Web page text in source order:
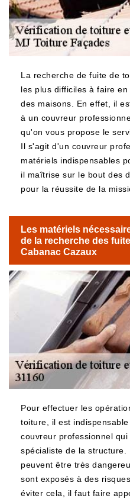
La recherche de fuite de
les plus difficiles à faire
des maisons. En effet, il
à un couvreur
qu'on vous propose le
Il s'agit d'un couvreur
matériels indispensables
il maîtrise sur le bout des
pour la réussite de la
Les matériels
de la recherche des
Cabanac Cazaux
Pour effectuer les
toiture, il est
couvreur professionnel
spécialiste de la structure.
peuvent être très
sont exposés à des
éviter cela, il faut faire